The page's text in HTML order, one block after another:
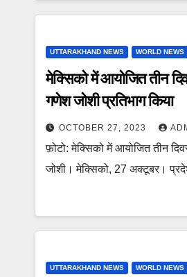
UTTARAKHAND NEWS WORLD NEWS
मेक्सिको में आयोजित तीन
गणेश जोशी प्रतिभाग किया
OCTOBER 27, 2023
फ़ोटो: मेक्सिको में आयोजित तीन
जोशी। मेक्सिको, 27 अक्टूबर।
UTTARAKHAND NEWS WORLD NEWS